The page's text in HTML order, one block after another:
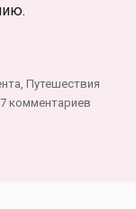
,Путешествия
комментариев